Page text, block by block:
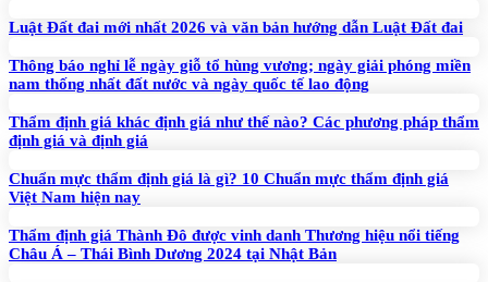
Luật Đất đai mới nhất 2026 và văn bản hướng dẫn Luật Đất đai
Thông báo nghỉ lễ ngày giỗ tổ hùng vương; ngày giải phóng miền
nam thống nhất đất nước và ngày quốc tế lao động
Thẩm định giá khác định giá như thế nào? Các phương pháp thẩm
định giá và định giá
Chuẩn mực thẩm định giá là gì? 10 Chuẩn mực thẩm định giá
Việt Nam hiện nay
Thẩm định giá Thành Đô được vinh danh Thương hiệu nổi tiếng
Châu Á – Thái Bình Dương 2024 tại Nhật Bản